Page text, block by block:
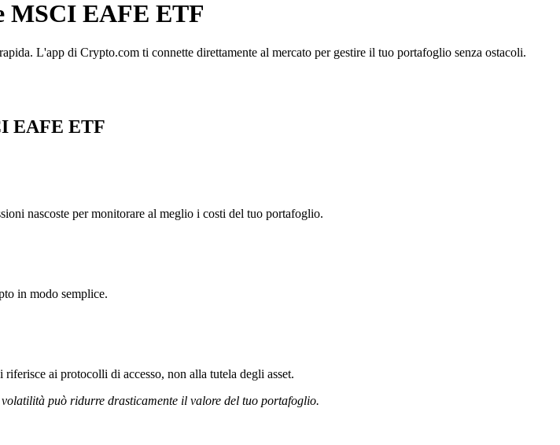
MSCI EAFE ETF
L'app di Crypto.com ti connette direttamente al mercato per gestire il tuo portafoglio senza ostacoli.
EAFE ETF
nascoste per monitorare al meglio i costi del tuo portafoglio.
in modo semplice.
ai protocolli di accesso, non alla tutela degli asset.
può ridurre drasticamente il valore del tuo portafoglio.